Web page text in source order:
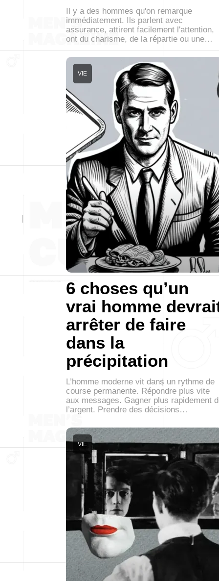
Il y a des hommes qu'on remarque
immédiatement. Ils parlent avec
assurance, attirent facilement l'attention,
ont du charisme, de la répartie ou une…
6 choses qu’un
vrai homme
arrêter de faire
dans la
précipitation
VIE
L’homme moderne vit dans un rythme de
course permanente. Répondre plus vite
aux messages. Gagner plus rapidement
l’argent. Prendre des décisions…
VIE